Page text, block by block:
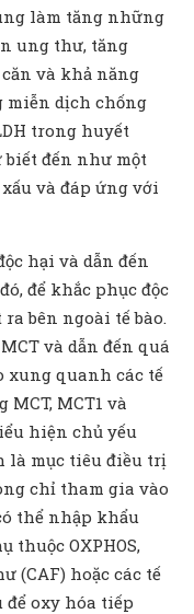
làm tăng những
ung thư, tăng
và khả năng
miễn dịch chống
trong huyết
biết đến như một
và đáp ứng với
hại và dẫn đến
để khắc phục độc
bên ngoài tế bào.
và dẫn đến quá
quanh các tế
MCT, MCT1 và
hiện chủ yếu
là mục tiêu điều trị
chỉ tham gia vào
thể nhập khẩu
thuộc OXPHOS,
(CAF) hoặc các tế
oxy hóa tiếp